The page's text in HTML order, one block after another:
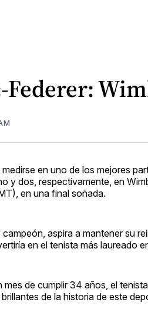
en uno de los mejores
y dos, respectivamente, en
en una final soñada.
aspira a mantener su
en el tenista más laureado
mes de cumplir 34 años, el
de la historia de este